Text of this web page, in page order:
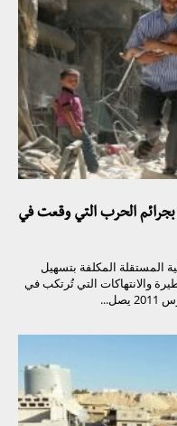
بجرائم الحرب التي وقعت في
المستقلة المكلفة بتسهيل
والانتهاكات التي تُرتكب في